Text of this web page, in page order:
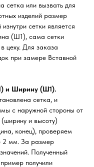
сетка или вызвать для
изделий размер
сетки является
(Ш1), сама сетки
цеху. Для заказа
при замере Вставной
и Ширину (Ш1).
сетка, и
с наружной стороны от
и высоту)
конец), проверяем
2 мм. За размер
Полученный
получили